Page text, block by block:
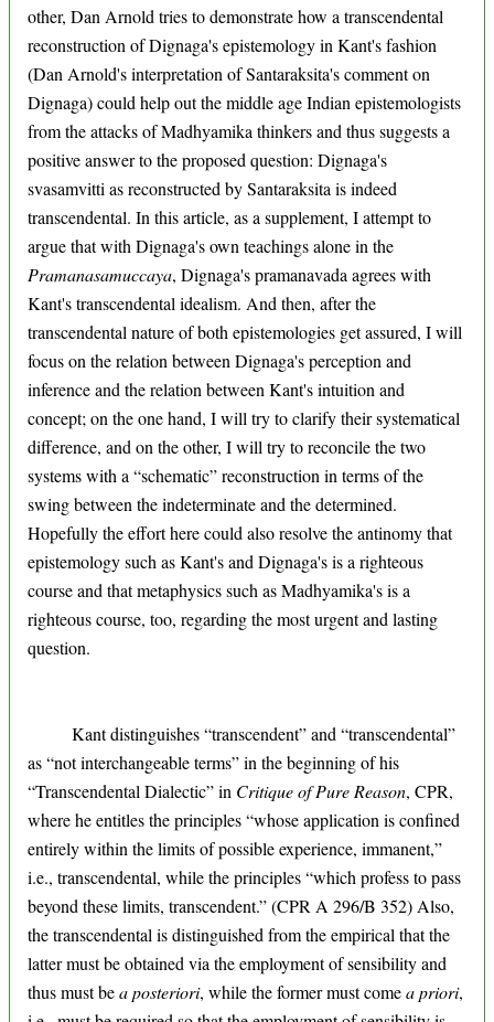
other, Dan Arnold tries to demonstrate how a transcendental
reconstruction of Dignaga's epistemology in Kant's fashion
(Dan Arnold's interpretation of Santaraksita's comment on
Dignaga) could help out the middle age Indian epistemologists
from the attacks of Madhyamika thinkers and thus suggests a
positive answer to the proposed question: Dignaga's
svasamvitti as reconstructed by Santaraksita is indeed
transcendental. In this article, as a supplement, I attempt to
argue that with Dignaga's own teachings alone in the
Pramanasamuccaya, Dignaga's pramanavada agrees with
Kant's transcendental idealism. And then, after the
transcendental nature of both epistemologies get assured, I will
focus on the relation between Dignaga's perception and
inference and the relation between Kant's intuition and
concept; on the one hand, I will try to clarify their systematical
difference, and on the other, I will try to reconcile the two
systems with a “schematic” reconstruction in terms of the
swing between the indeterminate and the determined.
Hopefully the effort here could also resolve the antinomy that
epistemology such as Kant's and Dignaga's is a righteous
course and that metaphysics such as Madhyamika's is a
righteous course, too, regarding the most urgent and lasting
question.
Kant distinguishes “transcendent” and “transcendental”
as “not interchangeable terms” in the beginning of his
“Transcendental Dialectic” in Critique of Pure Reason, CPR,
where he entitles the principles “whose application is confined
entirely within the limits of possible experience, immanent,”
i.e., transcendental, while the principles “which profess to pass
beyond these limits, transcendent.” (CPR A 296/B 352) Also,
the transcendental is distinguished from the empirical that the
latter must be obtained via the employment of sensibility and
thus must bea posteriori, while the former must comea priori,